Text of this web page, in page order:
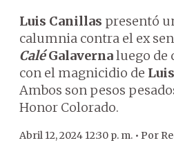
Luis Canillas presentó
calumnia contra el ex
CaléGalavernaluego de
con el magnicidio de
Ambos son pesos
Honor Colorado.
Abril 12, 2024 12:30 p. m. • Por